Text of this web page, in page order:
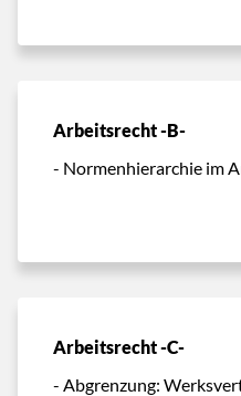
Arbeitsrecht -B-
- Normenhierarchie im
Arbeitsrecht -C-
- Abgrenzung: